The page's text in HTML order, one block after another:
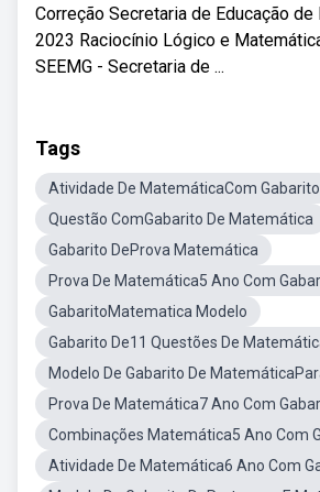
Correção Secretaria de Educação de
2023 Raciocínio Lógico e
SEEMG - Secretaria de ...
Tags
Atividade De MatemáticaCom Gabarito
Questão ComGabarito De Matemática
Gabarito DeProva Matemática
Prova De Matemática5 Ano Com
GabaritoMatematica Modelo
Gabarito De11 Questões De
Modelo De Gabarito De
Prova De Matemática7 Ano Com
Combinações Matemática5 Ano Com
Atividade De Matemática6 Ano Com